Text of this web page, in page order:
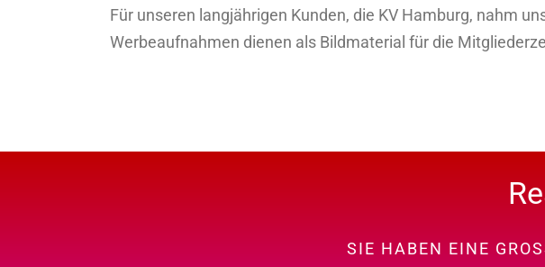
Für unseren langjährigen Kunden, die KV Hamburg, nahm
Werbeaufnahmen dienen als Bildmaterial für die
SIE HABEN EINE